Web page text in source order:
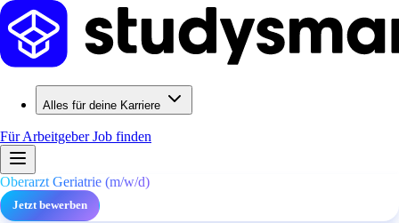
Alles für deine Karriere
Für ArbeitgeberJob finden
Oberarzt Geriatrie (m/w/d)
Jetzt bewerben